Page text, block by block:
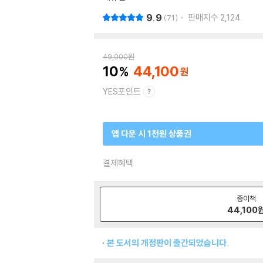
9.9 71 판매지수 2,124
49,000원
10 44,100
YES포인트
앱 다운 시 1천원 상품권
결제혜택
종이책
44,100
본 도서의 개정판이 출간되었습니다.